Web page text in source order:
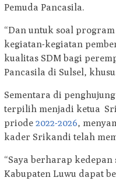
Pemuda Pancasila.
“Dan untuk soal
kegiatan-kegiatan
kualitas SDM bagi
Pancasila di Sulsel,
Sementara di
terpilih menjadi ketua
priode 2022-2026,
kader Srikandi telah
“Saya berharap kedepan
Kabupaten Luwu dapat